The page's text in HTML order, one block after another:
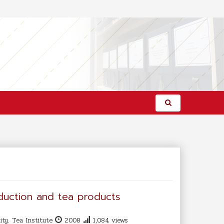
and tea products
Tea Institute 2008 1,084 views